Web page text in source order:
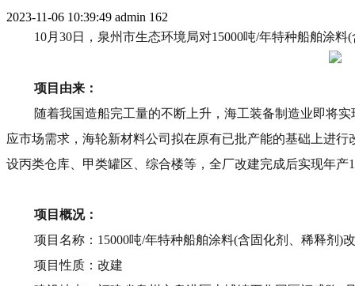
2023-11-06 10:39:49 admin 162
10月30日，泉州市生态环境局对15000吨/年特种船舶涂
项目由来：
随着我国造船完工量的不断上升，海工装备制造业即将
应市场需求，海轮新材料公司拟在原有已批产能的基础上进
设丙类仓库、甲类罐区、综合楼等，全厂改建完成后实现年产
项目概况：
项目名称：15000吨/年特种船舶涂料(含固化剂、稀释剂)
项目性质：改建